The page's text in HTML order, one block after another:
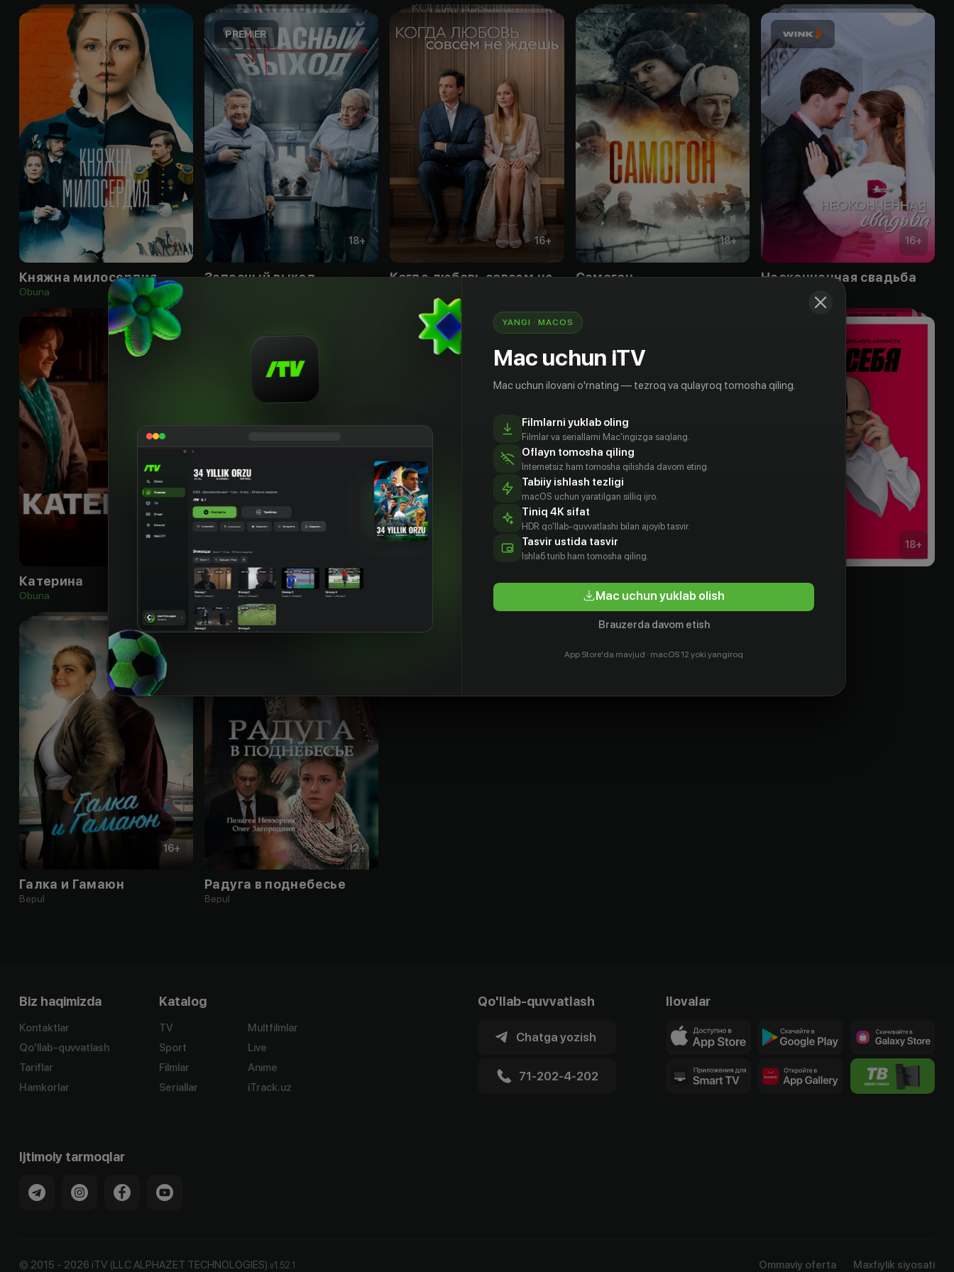
16+
Княжна милосердия
Obuna
18+
Запасный выход
16+
Когда любовь совсем не ждешь
18+
Самогон
16+
Неоконченная свадьба
Катерина
Obuna Obuna
12+
Детектив на миллион
Obuna
18+
Вне себя
16+
Галка и Гамаюн
Bepul
12+
Радуга в поднебесье
Bepul
Biz haqimizda
Kontaktlar
Qo'llab-quvvatlash
Tariflar
Hamkorlar
Katalog
TV
Sport
Filmlar
Seriallar
Multfilmlar
Live
Anime
iTrack.uz
Qo'llab-quvvatlash
Chatga yozish
71-202-4-202
Ilovalar
Ijtimoiy tarmoqlar
© 2015 - 2026 iTV (LLC ALPHAZET TECHNOLOGIES).v1.52.1 Ommaviy oferta Maxfiylik siyosati
YANGI · MACOS
Mac uchun iTV
Mac uchun ilovani o'rnating — tezroq va qulayroq tomosha qiling.
Filmlarni yuklab oling
Filmlar va seriallarni Mac'ingizga saqlang.
Oflayn tomosha qiling
Internetsiz ham tomosha qilishda davom eting.
Tabiiy ishlash tezligi
macOS uchun yaratilgan silliq ijro.
Tiniq 4K sifat
HDR qo'llab-quvvatlashi bilan ajoyib tasvir.
Tasvir ustida tasvir
Ishlаб turib ham tomosha qiling.
Mac uchun yuklab olish
Brauzerda davom etish
App Store'da mavjud · macOS 12 yoki yangiroq